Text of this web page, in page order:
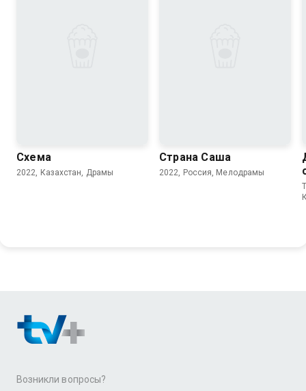
Схема
2022, Казахстан, Драмы
Страна Саша
2022, Россия, Мелодрамы
Возникли вопросы?